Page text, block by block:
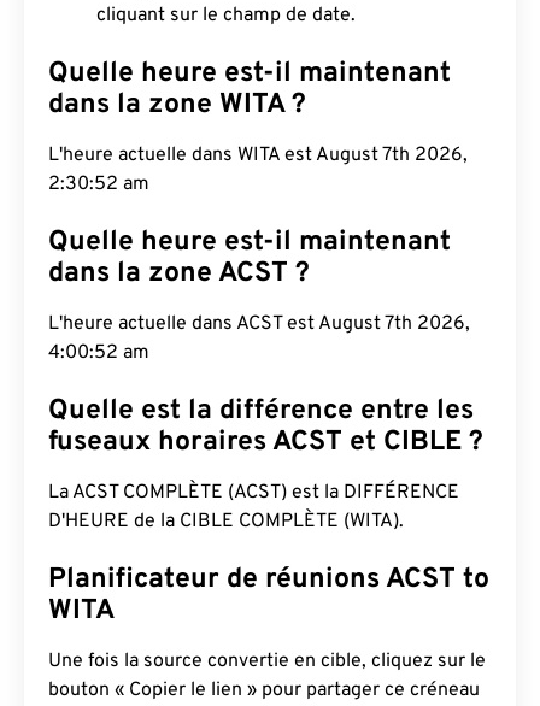
cliquant sur le champ de date.
Quelle heure est-il maintenant
dans la zone WITA ?
L'heure actuelle dans WITA est August 7th 2026,
2:30:53 am
Quelle heure est-il maintenant
dans la zone ACST ?
L'heure actuelle dans ACST est August 7th 2026,
4:00:53 am
Quelle est la différence entre les
fuseaux horaires ACST et CIBLE ?
La ACST COMPLÈTE (ACST) est la DIFFÉRENCE
D'HEURE de la CIBLE COMPLÈTE (WITA).
Planificateur de réunions ACST to
WITA
Une fois la source convertie en cible, cliquez sur le
bouton « Copier le lien » pour partager ce créneau